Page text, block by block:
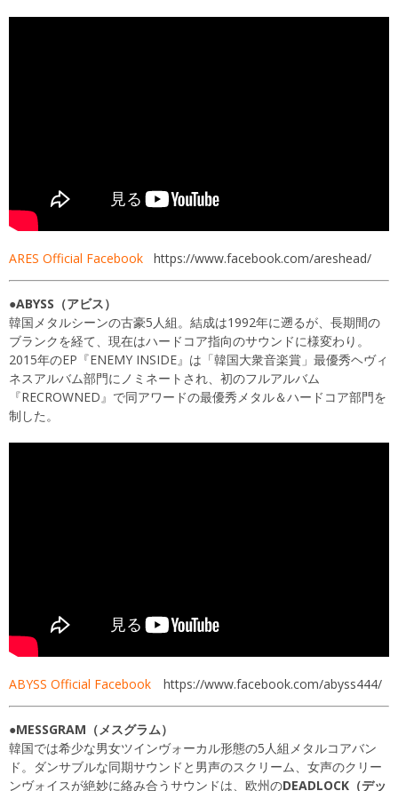
ARES Official Facebook https://www.facebook.com/areshead/
●ABYSS（アビス）
韓国メタルシーンの古豪5人組。結成は1992年に遡るが、長期間の
ブランクを経て、現在はハードコア指向のサウンドに様変わり。
2015年のEP『ENEMY INSIDE』は「韓国大衆音楽賞」最優秀ヘヴィ
ネスアルバム部門にノミネートされ、初のフルアルバム
『RECROWNED』で同アワードの最優秀メタル＆ハードコア部門を
制した。
ABYSS Official Facebook https://www.facebook.com/abyss444/
●MESSGRAM（メスグラム）
韓国では希少な男女ツインヴォーカル形態の5人組メタルコアバン
ド。ダンサブルな同期サウンドと男声のスクリーム、女声のクリー
ンヴォイスが絶妙に絡み合うサウンドは、欧州のDEADLOCK（デッ